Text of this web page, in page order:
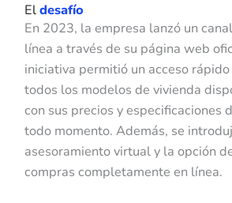
Eldesafío
En 2023, la empresa lanzó un
línea a través de su página web
iniciativa permitió un acceso
todos los modelos de vivienda
con sus precios y especificaciones
todo momento. Además, se
asesoramiento virtual y la opción
compras completamente en línea.